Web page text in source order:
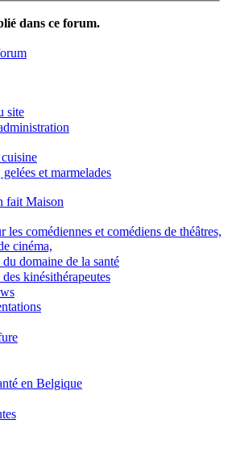
dans ce forum.
site
et marmelades
fait Maison
comédiennes et comédiens de théâtres,
cinéma,
domaine de la santé
kinésithérapeutes
en Belgique